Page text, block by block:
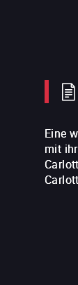
Eine
mit